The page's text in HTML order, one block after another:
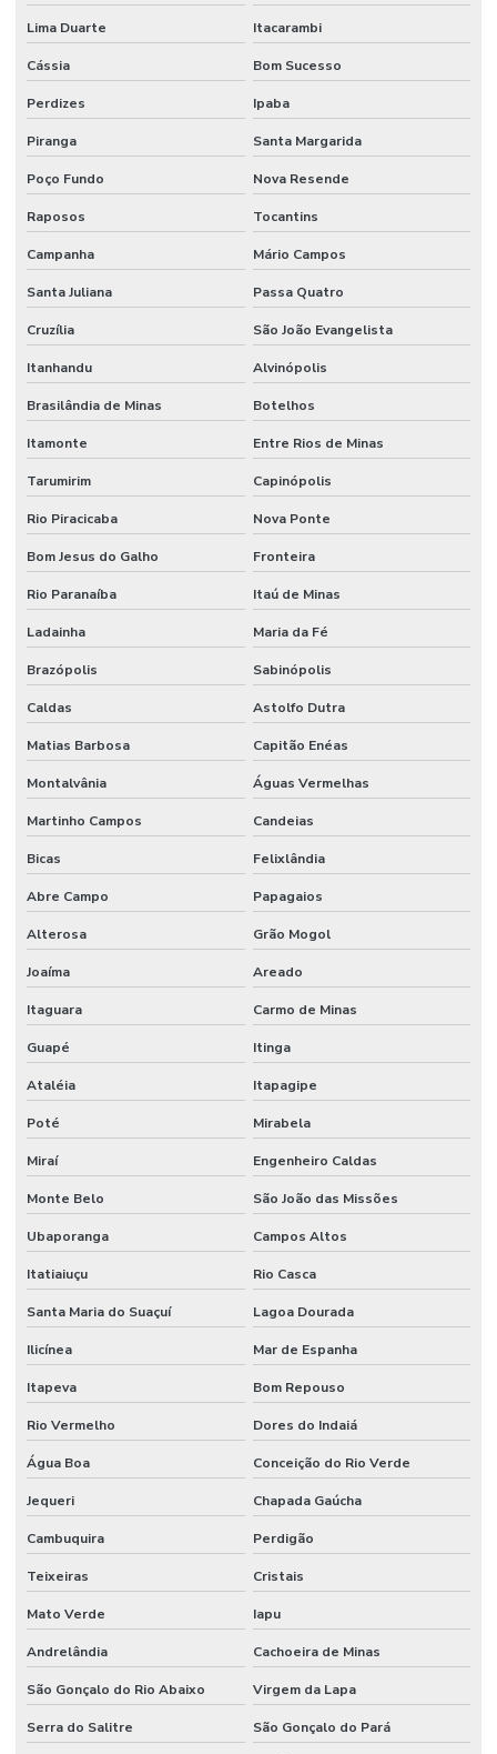
Lima Duarte Itacarambi
Cássia Bom Sucesso
Perdizes Ipaba
Piranga Santa Margarida
Poço Fundo Nova Resende
Raposos Tocantins
Campanha Mário Campos
Santa Juliana Passa Quatro
Cruzília São João Evangelista
Itanhandu Alvinópolis
Brasilândia de Minas Botelhos
Itamonte Entre Rios de Minas
Tarumirim Capinópolis
Rio Piracicaba Nova Ponte
Bom Jesus do Galho Fronteira
Rio Paranaíba Itaú de Minas
Ladainha Maria da Fé
Brazópolis Sabinópolis
Caldas Astolfo Dutra
Matias Barbosa Capitão Enéas
Montalvânia Águas Vermelhas
Martinho Campos Candeias
Bicas Felixlândia
Abre Campo Papagaios
Alterosa Grão Mogol
Joaíma Areado
Itaguara Carmo de Minas
Guapé Itinga
Ataléia Itapagipe
Poté Mirabela
Miraí Engenheiro Caldas
Monte Belo São João das Missões
Ubaporanga Campos Altos
Itatiaiuçu Rio Casca
Santa Maria do Suaçuí Lagoa Dourada
Ilicínea Mar de Espanha
Itapeva Bom Repouso
Rio Vermelho Dores do Indaiá
Água Boa Conceição do Rio Verde
Jequeri Chapada Gaúcha
Cambuquira Perdigão
Teixeiras Cristais
Mato Verde Iapu
Andrelândia Cachoeira de Minas
São Gonçalo do Rio Abaixo Virgem da Lapa
Serra do Salitre São Gonçalo do Pará